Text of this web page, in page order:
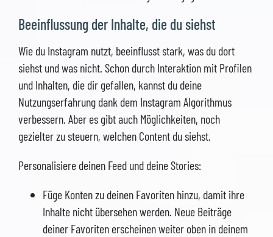
Beeinflussung der Inhalte, die du siehst
Wie du Instagram nutzt, beeinflusst stark, was du dort
siehst und was nicht. Schon durch Interaktion mit Profilen
und Inhalten, die dir gefallen, kannst du deine
Nutzungserfahrung dank dem Instagram Algorithmus
verbessern. Aber es gibt auch Möglichkeiten, noch
gezielter zu steuern, welchen Content du siehst.
Personalisiere deinen Feed und deine Stories:
Füge Konten zu deinen Favoriten hinzu, damit ihre
Inhalte nicht übersehen werden. Neue Beiträge
deiner Favoriten erscheinen weiter oben in deinem